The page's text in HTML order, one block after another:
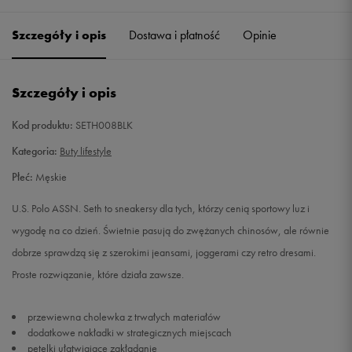
43 28,7 cm
44
45 30 cm Powiadom o dostępności
30,7 cm
Szczegóły i opis Dostawa i płatność Opinie
Szczegóły i opis
Kod produktu: SETH008BLK
Kategoria: Buty lifestyle
Płeć: Męskie
U.S. Polo ASSN. Seth to sneakersy dla tych, którzy cenią sportowy luz i
wygodę na co dzień. Świetnie pasują do zwężanych chinosów, ale równie
dobrze sprawdzą się z szerokimi jeansami, joggerami czy retro dresami.
Proste rozwiązanie, które działa zawsze.
przewiewna cholewka z trwałych materiałów
dodatkowe nakładki w strategicznych miejscach
pętelki ułatwiające zakładanie